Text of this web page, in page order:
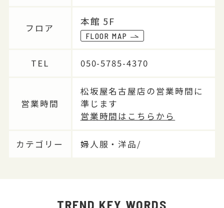
フロア
本館 5F
FLOOR MAP
TEL 050-5785-4370
営業時間
松坂屋名古屋店の営業時間に
準じます
営業時間はこちらから
カテゴリー 婦人服・洋品/
TREND KEY WORDS